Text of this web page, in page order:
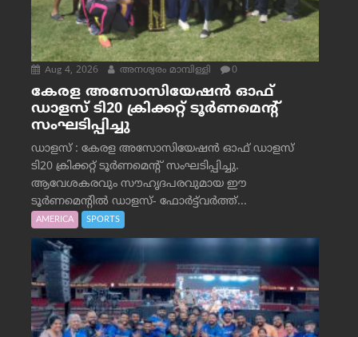
Aug 4, 2026 അനശ്വരം മാമ്പിള്ളി 0
കേരള അസോസിയേഷൻ ഓഫ്
ഡാളസ് ടി20 ക്രിക്കറ്റ് ടൂർണമെന്റ്
സംഘടിപ്പിച്ചു
ഡാളസ് : കേരള അസോസിയേഷൻ ഓഫ് ഡാളസ്
ടി20 ക്രിക്കറ്റ് ടൂർണമെന്റ് സംഘടിപ്പിച്ചു.
ആവേശകരവും സൗഹൃദപരവുമായ ഈ
ടൂർണമെന്റിൽ ഡാളസ്- ഫോർട്ട്‌വര്‍ത്ത്...
AMERICA SPORTS